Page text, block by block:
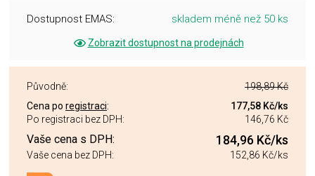
Dostupnost EMAS: skladem méně než 50 ks
Zobrazit dostupnost na prodejnách
Původně:
198,89 Kč
Cena po registraci: 177,58 Kč/ks
Po registraci bez DPH:
146,76 Kč
Vaše cena s DPH: 184,96 Kč/ks
Vaše cena bez DPH: 152,86 Kč/ks